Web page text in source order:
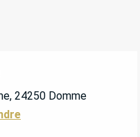
24250 Domme